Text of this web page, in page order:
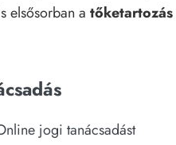
elsősorban a
jogi tanácsadást